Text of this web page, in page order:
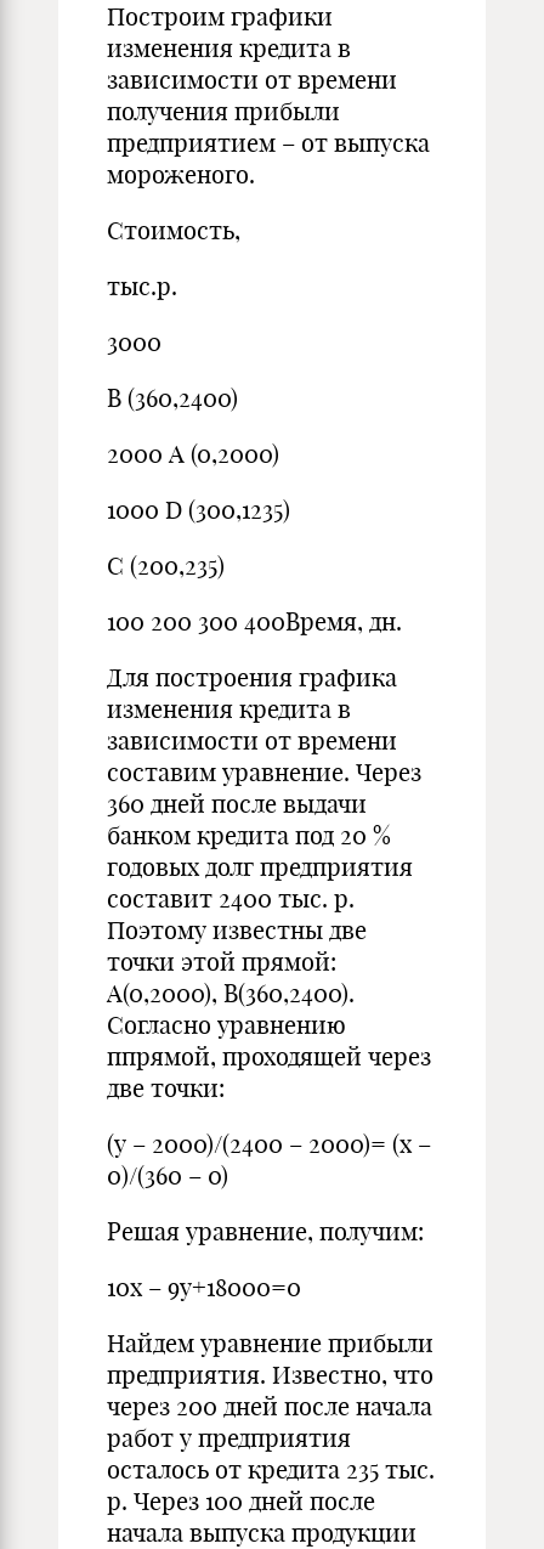
Построим графики
изменения кредита в
зависимости от времени
получения прибыли
предприятием – от выпуска
мороженого.
Стоимость,
тыс.р.
3000
В (360,2400)
2000 А (0,2000)
1000 D (300,1235)
С (200,235)
100 200 300 400Время, дн.
Для построения графика
изменения кредита в
зависимости от времени
составим уравнение. Через
360 дней после выдачи
банком кредита под 20 %
годовых долг предприятия
составит 2400 тыс. р.
Поэтому известны две
точки этой прямой:
А(0,2000), В(360,2400).
Согласно уравнению
ппрямой, проходящей через
две точки:
(у – 2000)/(2400 – 2000)= (x –
0)/(360 – 0)
Решая уравнение, получим:
10x – 9у+18000=0
Найдем уравнение прибыли
предприятия. Известно, что
через 200 дней после начала
работ у предприятия
осталось от кредита 235 тыс.
р. Через 100 дней после
начала выпуска продукции